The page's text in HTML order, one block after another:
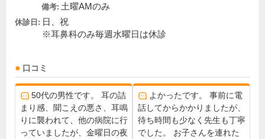
備考: 土曜AMのみ
休診日: 日、祝
※耳鼻科のみ毎週水曜日は休診
口コミ
50代の男性です。 耳の詰
まり感、聞こえの悪さ、耳鳴
りに襲われて、他の病院に行
っていましたが、金曜日の夜
よかったです。 事前に電
話してからかかりましたが、
待ち時間も少なく先生も丁寧
でした。 お子さんを連れた